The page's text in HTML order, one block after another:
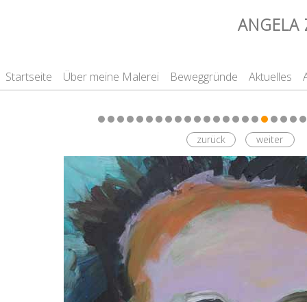
ANGELA
Startseite Über meine Malerei Beweggründe Aktuelles
zurück weiter